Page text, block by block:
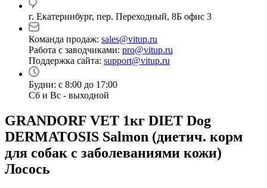
г. Екатеринбург, пер. Переходный, 8Б офис 3
Команда продаж: sales@vitup.ru
Работа с заводчиками: pro@vitup.ru
Поддержка сайта: support@vitup.ru
Будни: с 8:00 до 17:00
Сб и Вс - выходной
GRANDORF VET 1кг DIET Dog
DERMATOSIS Salmon (диетич. корм
для собак с заболеваниями кожи)
Лосось